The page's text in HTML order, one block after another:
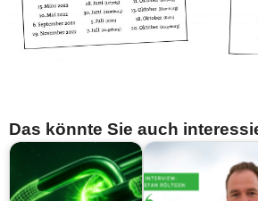
Das könnte Sie auch